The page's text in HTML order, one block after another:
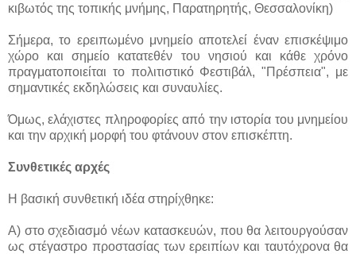
κιβωτός της τοπικής μνήμης, Παρατηρητής, Θεσσαλονίκη)
Σήμερα, το ερειπωμένο μνημείο αποτελεί έναν επισκέψιμο
χώρο και σημείο κατατεθέν του νησιού και κάθε χρόνο
πραγματοποιείται το πολιτιστικό Φεστιβάλ, "Πρέσπεια", με
σημαντικές εκδηλώσεις και συναυλίες.
Όμως, ελάχιστες πληροφορίες από την ιστορία του μνημείου
και την αρχική μορφή του φτάνουν στον επισκέπτη.
Συνθετικές αρχές
Η βασική συνθετική ιδέα στηρίχθηκε:
Α) στο σχεδιασμό νέων κατασκευών, που θα λειτουργούσαν
ως στέγαστρο προστασίας των ερειπίων και ταυτόχρονα θα